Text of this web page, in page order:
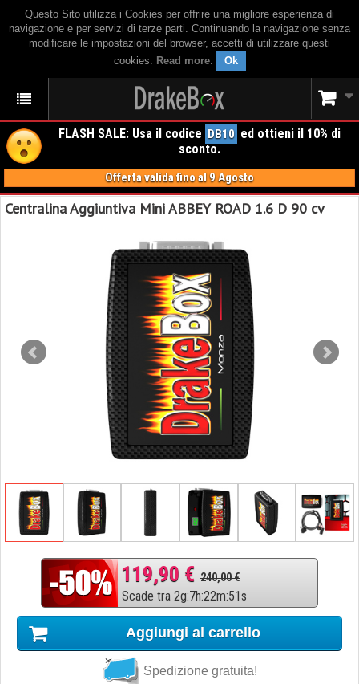
Questo Sito utilizza i Cookies per offrire una migliore esperienza di
navigazione e per servizi di terze parti. Continuando la navigazione senza
modificare le impostazioni del browser, accetti di utilizzare questi
cookies. Read more. Ok
FLASH SALE: Usa il codice DB10 ed ottieni il 10% di
sconto.
Offerta valida fino al 9 Agosto
Centralina Aggiuntiva Mini ABBEY ROAD 1.6 D 90 cv
119,90 € 240,00 €
Scade tra 2g:7h:22m:50s
Aggiungi al carrello
Spedizione gratuita!